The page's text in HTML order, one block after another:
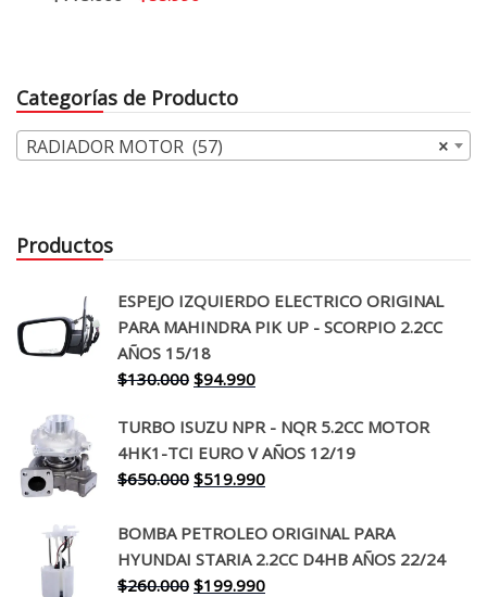
$115.000.$88.990.
Categorías de Producto
×
RADIADOR MOTOR (57)
Productos
ESPEJO IZQUIERDO ELECTRICO ORIGINAL
PARA MAHINDRA PIK UP - SCORPIO 2.2CC
AÑOS 15/18
$130.000 El
original
era:
$130.000.
$94.990El
actual
es:
$94.990.
TURBO ISUZU NPR - NQR 5.2CC MOTOR
4HK1-TCI EURO V AÑOS 12/19
$650.000 El
original
era:
$650.000.
$519.990El
actual
es:
$519.990.
BOMBA PETROLEO ORIGINAL PARA
HYUNDAI STARIA 2.2CC D4HB AÑOS 22/24
$260.000 El
$199.990El